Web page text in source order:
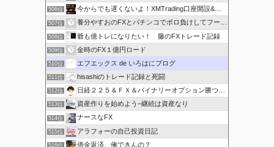
506位 今からでも遅くないよ！XMTrading口座開設&攻略ブログ
507位 養分やすおのFXとパチンコでボロ負けしてフーゾクへ
508位 爺も億トレになりたい！ 藤のFXトレード記録
509位 金時のFX１億円ロード
510位 エフエックス de いろはにブログ
511位 hisashiのトレード記録と死闘
512位 日経２２５＆ＦＸ＆バイナリーオプション勝つための
513位 資産作りを始めよう−継続は資産なり
514位 ナースなFX
515位 アラフォーの自己投資日記
516位 借金返済、俺できんの？